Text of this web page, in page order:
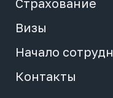
Редактирование
Печать
Страхование
Визы
Начало
Контакты